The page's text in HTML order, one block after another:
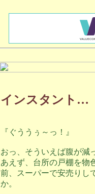
インスタント…
『ぐううぅ～っ！』
おっ、そういえば腹が
あえず、台所の戸棚を
前、スーパーで安売りし
か。